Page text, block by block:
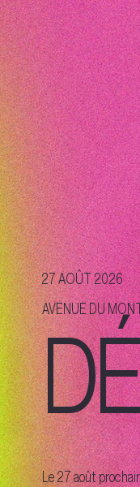
27 AOÛT 2026
AVENUE DU
Le 27 août